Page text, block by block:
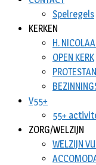
Spelregels
KERKEN
H.
OPEN KERK
V55+
55+
ZORG/WELZIJN
WELZIJN